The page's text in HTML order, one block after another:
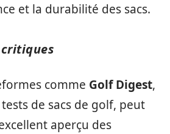
et la durabilité des sacs.
comme Golf Digest,
de sacs de golf, peut
aperçu des